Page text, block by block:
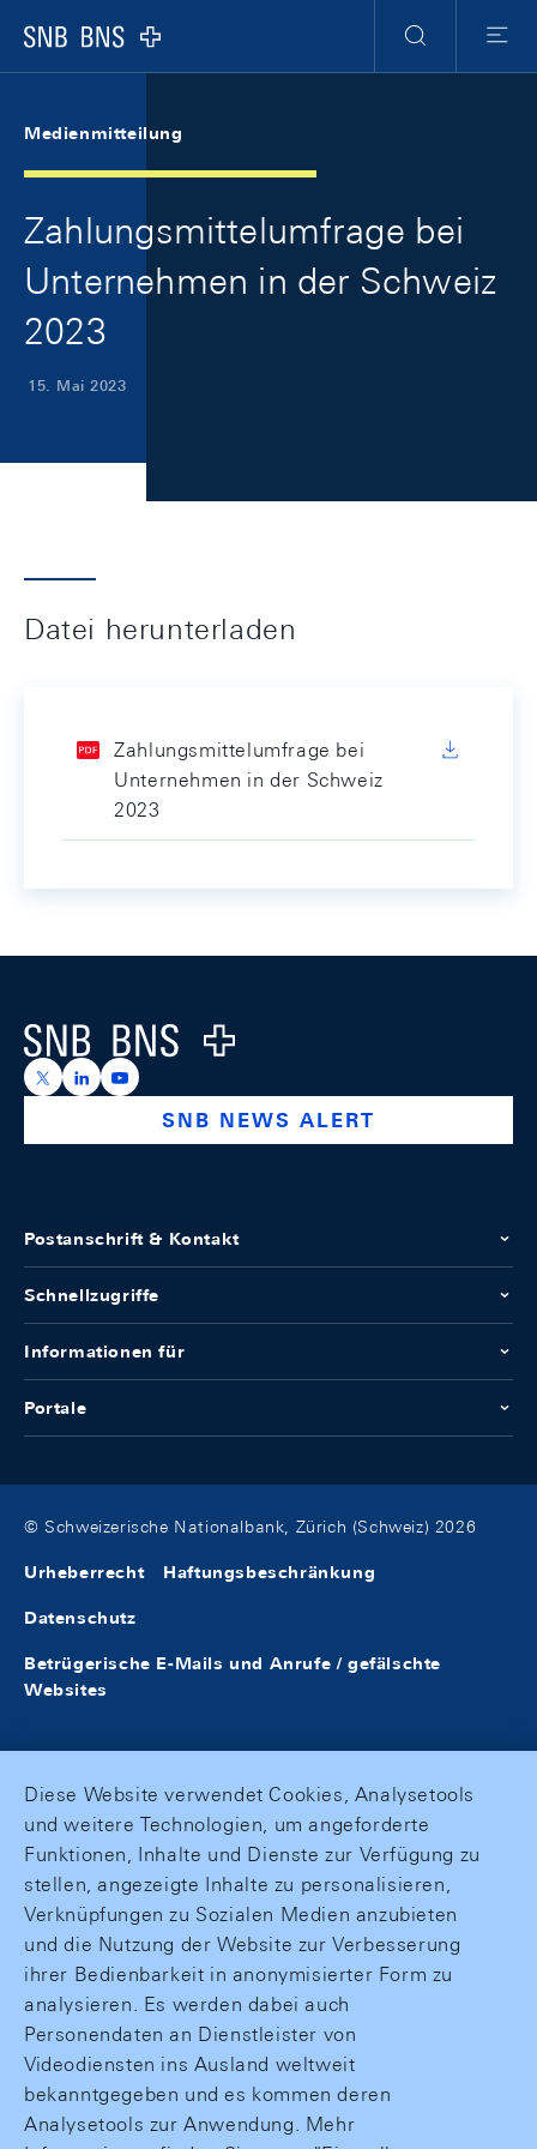
Logo
Suche
Menu
Medienmitteilung
Zahlungsmittelumfrage bei
Unternehmen in der Schweiz
2023
15. Mai 2023
Datei herunterladen
Zahlungsmittelumfrage bei
Unternehmen in der Schweiz
2023
Logo
https://x.com/snb_bns
https://ch.linkedin.com/company/swiss-national-
https://www.youtube.com/@swissnationalbank
SNB NEWS ALERT
Postanschrift & Kontakt
Schnellzugriffe
Informationen für
Portale
© Schweizerische Nationalbank, Zürich (Schweiz) 2026
Urheberrecht Haftungsbeschränkung
Datenschutz
Betrügerische E-Mails und Anrufe / gefälschte
Websites
Diese Website verwendet Cookies, Analysetools
und weitere Technologien, um angeforderte
Funktionen, Inhalte und Dienste zur Verfügung zu
stellen, angezeigte Inhalte zu personalisieren,
Verknüpfungen zu Sozialen Medien anzubieten
und die Nutzung der Website zur Verbesserung
ihrer Bedienbarkeit in anonymisierter Form zu
analysieren. Es werden dabei auch
Personendaten an Dienstleister von
Videodiensten ins Ausland weltweit
bekanntgegeben und es kommen deren
Analysetools zur Anwendung. Mehr